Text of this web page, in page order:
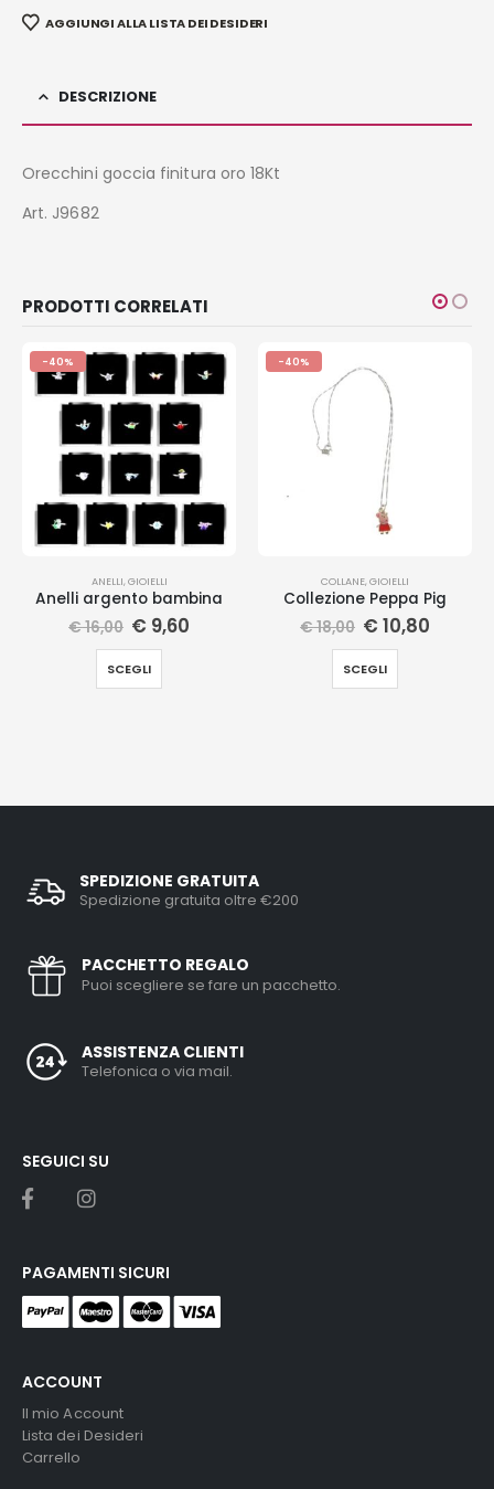
AGGIUNGI ALLA LISTA DEI DESIDERI
DESCRIZIONE
Orecchini goccia finitura oro 18Kt
Art. J9682
PRODOTTI CORRELATI
-40%
ANELLI,GIOIELLI
Anelli argento bambina
€16,00 € 9,60
SCEGLI
-40%
COLLANE,GIOIELLI
Collezione Peppa Pig
€18,00 € 10,80
SCEGLI
SPEDIZIONE GRATUITA
Spedizione gratuita oltre €200
PACCHETTO REGALO
Puoi scegliere se fare un pacchetto.
ASSISTENZA CLIENTI
Telefonica o via mail.
ACCOUNT
Il mio Account
Lista dei Desideri
Carrello
SEGUICI SU
PAGAMENTI SICURI